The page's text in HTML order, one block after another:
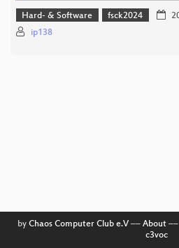
Hard- & Software fsck2024
ip138
by Chaos Computer Club e.V–– About––
c3voc